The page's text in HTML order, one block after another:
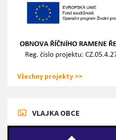
Všechny projekty >>
VLAJKA OBCE